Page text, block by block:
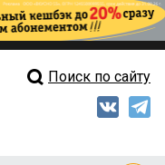
Свежий выпускПоиск по сайту